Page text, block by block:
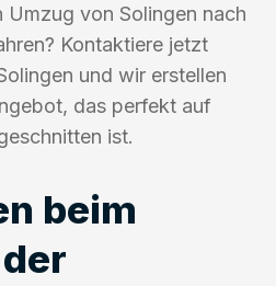
Umzug von Solingen nach
Kontaktiere jetzt
und wir erstellen
das perfekt auf
ist.
beim